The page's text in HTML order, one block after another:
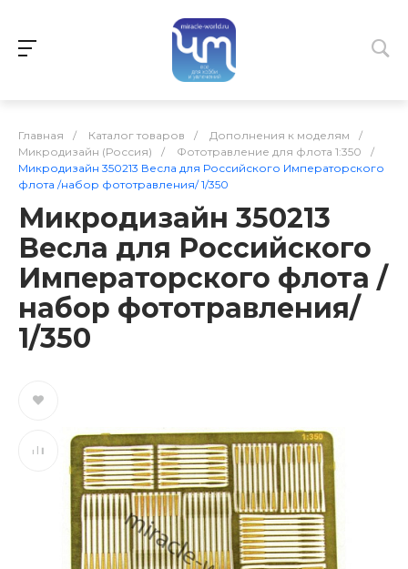
Главная / Каталог товаров / Дополнения к моделям
/
Микродизайн (Россия)
/ Фототравление для флота 1:350
/
Микродизайн 350213 Весла для Российского Императорского
флота /набор фототравления/ 1/350
Микродизайн 350213
Весла для Российского
Императорского флота /
набор фототравления/
1/350